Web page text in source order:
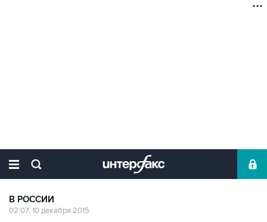
В РОССИИ
02:07, 10 декабря 2015